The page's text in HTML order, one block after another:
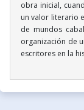
obra inicial,
un valor literario
de mundos
organización de
escritores en la